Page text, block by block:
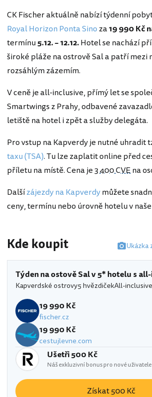
CK Fischer aktuálně nabízí týdenní
Royal Horizon Ponta Sino za19 990 Kč
termínu5.12. – 12.12.Hotel se nachází
široké pláže na ostrově Sal a patří mezi
rozsáhlým zázemím.
V ceně je all-inclusive, přímý let se
Smartwings z Prahy, odbavené
letiště na hotel i zpět a služby delegáta.
Pro vstup na Kapverdy je nutné uhradit
taxu (TSA). Tu lze zaplatit online před
příletu na místě. Cena je3 400 CVEna
Dalšízájezdy na Kapverdymůžete
ceny, termínu nebo úrovně hotelu v
Kde koupit Ukázka
Týden na ostově Sal v 5* hotelu s
Kapverdské ostrovy5 hvězdičekAll-inclusive
19 990 Kč
fischer.cz
19 990 Kč
cestujlevne.com
Ušetři 500 Kč
Náš exkluzivní bonus pro nové
Získat 500 Kč